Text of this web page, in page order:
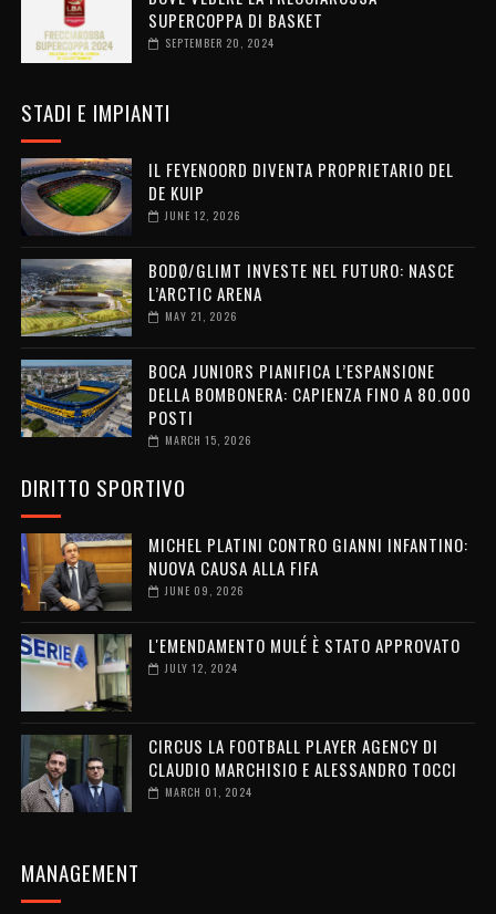
SUPERCOPPA DI BASKET
SEPTEMBER 20, 2024
STADI E IMPIANTI
IL FEYENOORD DIVENTA PROPRIETARIO DEL
DE KUIP
JUNE 12, 2026
BODØ/GLIMT INVESTE NEL FUTURO: NASCE
L’ARCTIC ARENA
MAY 21, 2026
BOCA JUNIORS PIANIFICA L’ESPANSIONE
DELLA BOMBONERA: CAPIENZA FINO A 80.000
POSTI
MARCH 15, 2026
DIRITTO SPORTIVO
MICHEL PLATINI CONTRO GIANNI INFANTINO:
NUOVA CAUSA ALLA FIFA
JUNE 09, 2026
L'EMENDAMENTO MULÉ È STATO APPROVATO
JULY 12, 2024
CIRCUS LA FOOTBALL PLAYER AGENCY DI
CLAUDIO MARCHISIO E ALESSANDRO TOCCI
MARCH 01, 2024
MANAGEMENT